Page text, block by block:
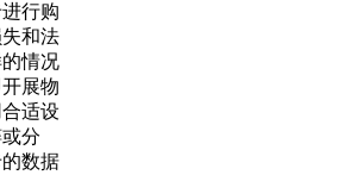
行购
和法
情况
展物
适设
分
数据